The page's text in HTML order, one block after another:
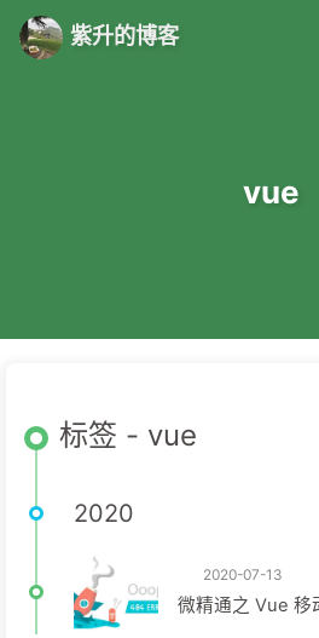
紫升的博客
vue
标签 - vue
2020
2020-07-13
微精通之 Vue 移